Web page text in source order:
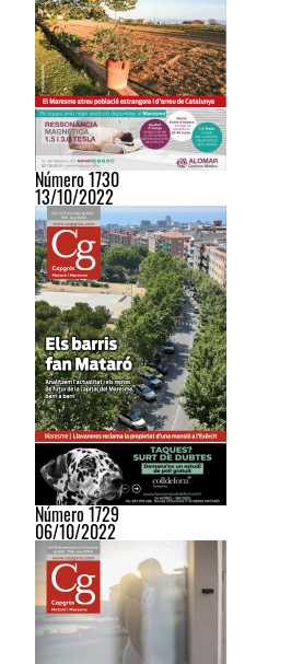
Número 1730
13/10/2022
Número 1729
06/10/2022